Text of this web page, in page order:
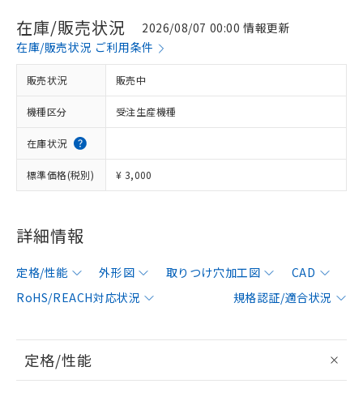
在庫/販売状況
2026/08/07 00:00 情報更新
在庫/販売状況 ご利用条件
販売状況 販売中
機種区分 受注生産機種
在庫状況
標準価格(税別) ¥ 3,000
詳細情報
定格/性能 外形図 取りつけ穴加工図
CAD
RoHS/REACH対応状況
規格認証/適合状況
定格/性能